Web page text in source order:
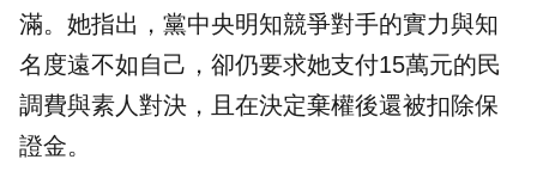
滿。她指出，黨中央明知競爭對手的實力與知
名度遠不如自己，卻仍要求她支付15萬元的民
調費與素人對決，且在決定棄權後還被扣除保
證金。